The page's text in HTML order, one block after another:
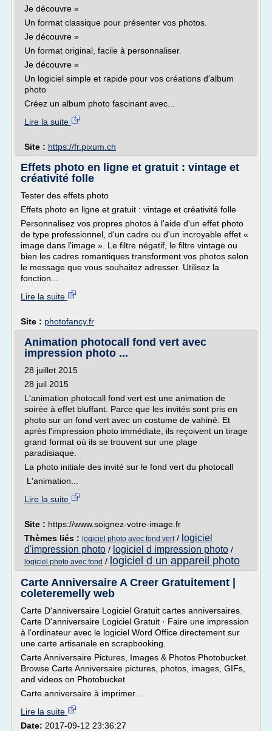
Je découvre »
Un format classique pour présenter vos photos.
Je découvre »
Un format original, facile à personnaliser.
Je découvre »
Un logiciel simple et rapide pour vos créations d'album
photo
Créez un album photo fascinant avec...
Lire la suite
Site : https://fr.pixum.ch
Effets photo en ligne et gratuit : vintage et
créativité folle
Tester des effets photo
Effets photo en ligne et gratuit : vintage et créativité folle
Personnalisez vos propres photos à l'aide d'un effet photo
de type professionnel, d'un cadre ou d'un incroyable effet «
image dans l'image ». Le filtre négatif, le filtre vintage ou
bien les cadres romantiques transforment vos photos selon
le message que vous souhaitez adresser. Utilisez la
fonction...
Lire la suite
Site : photofancy.fr
Animation photocall fond vert avec
impression photo ...
28 juillet 2015
28 juil 2015
L'animation photocall fond vert est une animation de
soirée à effet bluffant. Parce que les invités sont pris en
photo sur un fond vert avec un costume de vahiné. Et
après l'impression photo immédiate, ils reçoivent un tirage
grand format où ils se trouvent sur une plage
paradisiaque.
La photo initiale des invité sur le fond vert du photocall
L'animation...
Lire la suite
Site : https://www.soignez-votre-image.fr
Thèmes liés : logiciel photo avec fond vert/ logiciel
d'impression photo / logiciel d impression photo /
logiciel photo avec fond / logiciel d un appareil photo
Carte Anniversaire A Creer Gratuitement |
coleteremelly web
Carte D'anniversaire Logiciel Gratuit cartes anniversaires.
Carte D'anniversaire Logiciel Gratuit · Faire une impression
à l'ordinateur avec le logiciel Word Office directement sur
une carte artisanale en scrapbooking.
Carte Anniversaire Pictures, Images & Photos Photobucket.
Browse Carte Anniversaire pictures, photos, images, GIFs,
and videos on Photobucket
Carte anniversaire à imprimer...
Lire la suite
Date: 2017-09-12 23:36:27